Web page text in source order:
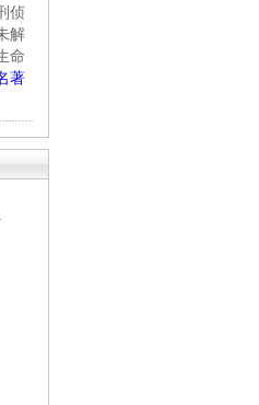
侦
解
命
著